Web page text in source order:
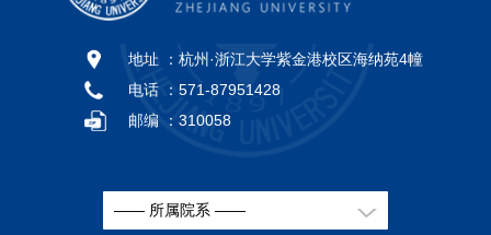
地址 ： 杭州·浙江大学紫金港校区海纳苑4幢
电话 ： 571-87951428
邮编 ： 310058
—— 所属院系 ——